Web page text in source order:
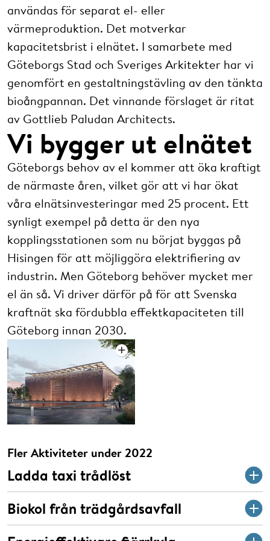
användas för separat el- eller
värmeproduktion. Det motverkar
kapacitetsbrist i elnätet. I samarbete med
Göteborgs Stad och Sveriges Arkitekter har vi
genomfört en gestaltningstävling av den tänkta
bioångpannan. Det vinnande förslaget är ritat
av Gottlieb Paludan Architects.
Vi bygger ut elnätet
Göteborgs behov av el kommer att öka kraftigt
de närmaste åren, vilket gör att vi har ökat
våra elnätsinvesteringar med 25 procent. Ett
synligt exempel på detta är den nya
kopplingsstationen som nu börjat byggas på
Hisingen för att möjliggöra elektrifiering av
industrin. Men Göteborg behöver mycket mer
el än så. Vi driver därför på för att Svenska
kraftnät ska fördubbla effektkapaciteten till
Göteborg innan 2030.
Fler Aktiviteter under 2022
Ladda taxi trådlöst
Vi har inlett ett test- och utvecklingsprojekt kring trådlös
laddning av elektriska taxibilar – i skarp trafik och i
Biokol från trädgårdsavfall